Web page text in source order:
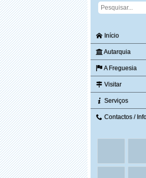
Início
Autarquia
A Freguesia
Visitar
Serviços
Contactos /